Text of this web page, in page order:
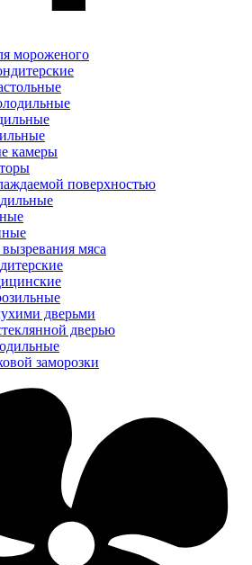
мороженого
камеры
поверхностью
мяса
дверьми
дверью
заморозки